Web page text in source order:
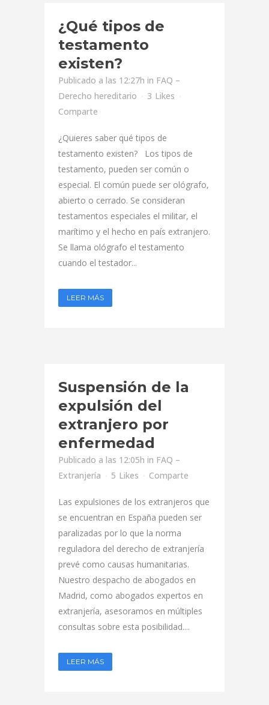
¿Qué tipos de
testamento
existen?
Publicado a las 12:27h in FAQ –
Derecho hereditario
3 Likes
Comparte
¿Quieres saber qué tipos de
testamento existen? Los tipos de
testamento, pueden ser común o
especial. El común puede ser ológrafo,
abierto o cerrado. Se consideran
testamentos especiales el militar, el
marítimo y el hecho en país extranjero.
Se llama ológrafo el testamento
cuando el testador...
LEER MÁS
Suspensión de la
expulsión del
extranjero por
enfermedad
Publicado a las 12:05h in FAQ –
Extranjería
5 Likes Comparte
Las expulsiones de los extranjeros que
se encuentran en España pueden ser
paralizadas por lo que la norma
reguladora del derecho de extranjería
prevé como causas humanitarias.
Nuestro despacho de abogados en
Madrid, como abogados expertos en
extranjería, asesoramos en múltiples
consultas sobre esta posibilidad....
LEER MÁS